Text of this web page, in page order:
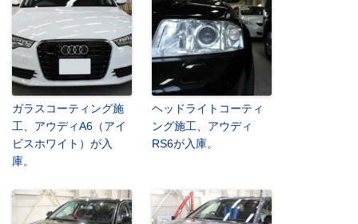
ガラスコーティング施
工、アウディA6（アイ
ビスホワイト）が入
庫。
ヘッドライトコーティ
ング施工、アウディ
RS6が入庫。